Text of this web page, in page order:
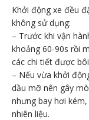
Khởi động xe đều
không sử dụng:
– Trước khi vận
khoảng 60-90s rồi
các chi tiết được
– Nếu vừa khởi
dầu mỡ nên gây
nhưng bay hơi
nhiên liệu.